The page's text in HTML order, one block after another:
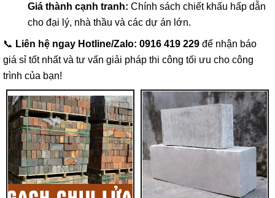
Giá thành cạnh tranh: Chính sách chiết khấu hấp dẫn
cho đại lý, nhà thầu và các dự án lớn.
📞 Liên hệ ngay Hotline/Zalo: 0916 419 229 để nhận báo
giá sỉ tốt nhất và tư vấn giải pháp thi công tối ưu cho công
trình của bạn!